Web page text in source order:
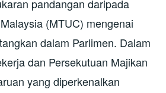
pandangan daripada
(MTUC) mengenai
dalam Parlimen. Dalam
dan Persekutuan Majikan
yang diperkenalkan